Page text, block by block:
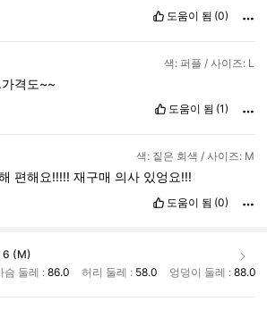
도움이 됨 (0)
색: 퍼플 / 사이즈: L
격도~~
도움이 됨 (1)
색: 짙은 회색 / 사이즈: M
편해요!!!!!재구매 의사 있엉요!!!
도움이 됨 (0)
6 (M)
슴 둘레 :86.0 허리 둘레 : 58.0 엉덩이 둘레 : 88.0